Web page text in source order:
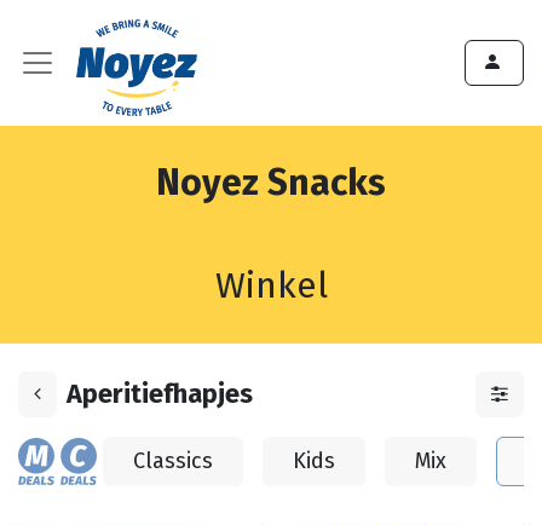
Noyez Snacks
Winkel
Aperitiefhapjes
Classics Kids Mix